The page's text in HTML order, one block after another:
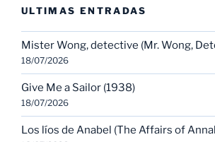
ULTIMAS ENTRADAS
Mister Wong, detective (Mr. Wong,
18/07/2026
Give Me a Sailor (1938)
18/07/2026
Los líos de Anabel (The Affairs of